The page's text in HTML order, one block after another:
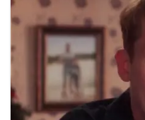
Muhyiddin berkata
perkembangan
iaitu Parti Pribumi
Gerakan.
Beliau sebelum ini
semua 56 kerusi Dewan